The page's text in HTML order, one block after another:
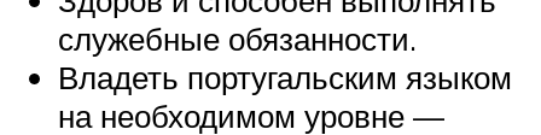
служебные обязанности.
Владеть португальским языком
на необходимом уровне —